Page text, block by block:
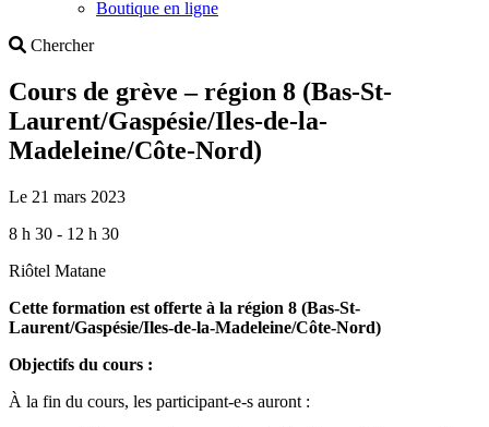
Boutique en ligne
ChercherSearch
Cours de grève – région 8 (Bas-St-
Laurent/Gaspésie/Iles-de-la-
Madeleine/Côte-Nord)
Le 21 mars 2023
8 h 30 - 12 h 30
Riôtel Matane
Cette formation est offerte à la région 8 (Bas-St-
Laurent/Gaspésie/Iles-de-la-Madeleine/Côte-Nord)
Objectifs du cours :
À la fin du cours, les participant-e-s auront :